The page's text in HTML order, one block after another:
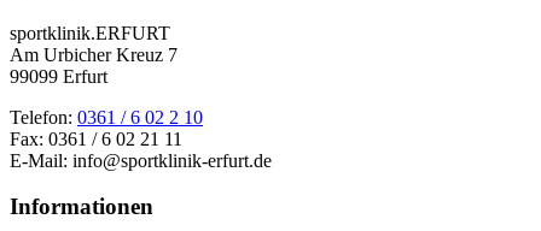
sportklinik.ERFURT
Am Urbicher Kreuz 7
99099 Erfurt
Telefon: 0361 / 6 02 2 10
Fax: 0361 / 6 02 21 11
E-Mail: info@sportklinik-erfurt.de
Informationen